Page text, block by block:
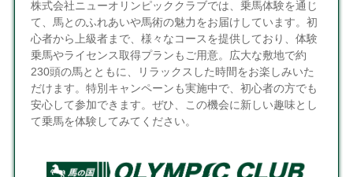
株式会社ニューオリンピッククラブでは、乗馬体験を通じ
て、馬とのふれあいや馬術の魅力をお届けしています。初
心者から上級者まで、様々なコースを提供しており、体験
乗馬やライセンス取得プランもご用意。広大な敷地で約
230頭の馬とともに、リラックスした時間をお楽しみいた
だけます。特別キャンペーンも実施中で、初心者の方でも
安心して参加できます。ぜひ、この機会に新しい趣味とし
て乗馬を体験してみてください。